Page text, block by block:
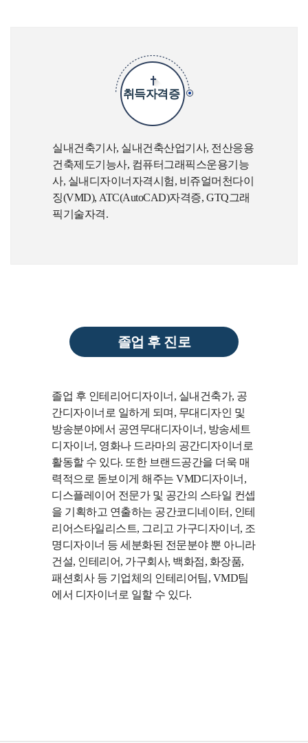
취득자격증
실내건축기사, 실내건축산업기사, 전산응용
건축제도기능사, 컴퓨터그래픽스운용기능
사, 실내디자이너자격시험, 비쥬얼머천다이
징(VMD), ATC(AutoCAD)자격증, GTQ그래
픽기술자격.
졸업 후 진로
졸업 후 인테리어디자이너, 실내건축가, 공
간디자이너로 일하게 되며, 무대디자인 및
방송분야에서 공연무대디자이너, 방송세트
디자이너, 영화나 드라마의 공간디자이너로
활동할 수 있다. 또한 브랜드공간을 더욱 매
력적으로 돋보이게 해주는 VMD디자이너,
디스플레이어 전문가 및 공간의 스타일 컨셉
을 기획하고 연출하는 공간코디네이터, 인테
리어스타일리스트, 그리고 가구디자이너, 조
명디자이너 등 세분화된 전문분야 뿐 아니라
건설, 인테리어, 가구회사, 백화점, 화장품,
패션회사 등 기업체의 인테리어팀, VMD팀
에서 디자이너로 일할 수 있다.